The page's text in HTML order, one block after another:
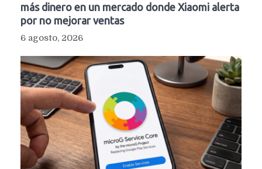
más dinero en un mercado donde Xiaomi alerta
por no mejorar ventas
6 agosto, 2026